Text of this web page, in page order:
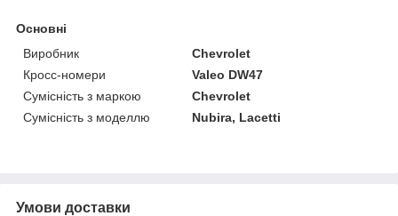
Основні
Виробник
Chevrolet
Кросс-номери
Valeo DW47
Сумісність з маркою
Chevrolet
Сумісність з моделлю
Nubira, Lacetti
Умови доставки